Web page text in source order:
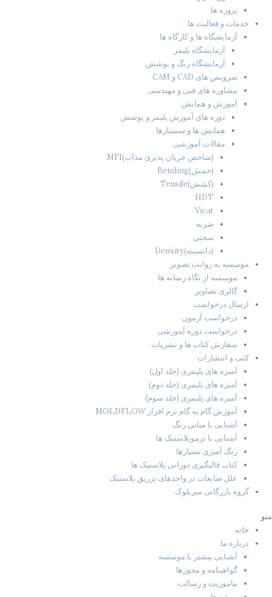
پروژه ها
خدمات و فعالیت ها
آزمایشگاه ها و کارگاه ها
آزمایشگاه پلیمر
آزمایشگاه رنگ و پوشش
سرویس های CAD و CAM
مشاوره های فنی و مهندسی
آموزش و همایش
دوره های آموزش پلیمر و پوشش
همایش ها و سمینارها
مقالات آموزشی
(شاخص جریان پذیری مذاب)MFI
(خمش)Bending
(کشش)Tensile
HDT
Vicat
ضربه
سختی
(دانسیته)Density
موسسه به روایت تصویر
موسسه از نگاه رسانه ها
گالری تصاویر
ارسال درخواست
درخواست آزمون
درخواست دوره آموزشی
سفارش کتاب ها و نشریات
کتب و انتشارات
آمیزه های پلیمری (جلد اول)
آمیزه های پلیمری (جلد دوم)
آمیزه های پلیمری (جلد سوم)
آموزش گام به گام نرم افزار MOLDFLOW
آشنایی با مبانی رنگ
آشنایی با ترموپلاستیک ها
رنگ آمیزی بسپارها
کتاب قالبگیری دورانی پلاستیک ها
علل ضایعات در واحدهای تزریق پلاستیک
گروه بازرگانی میربلوک
منو
خانه
درباره ما
آشنایی بیشتر با موسسه
گواهینامه و مجوزها
ماموریت و رسالت